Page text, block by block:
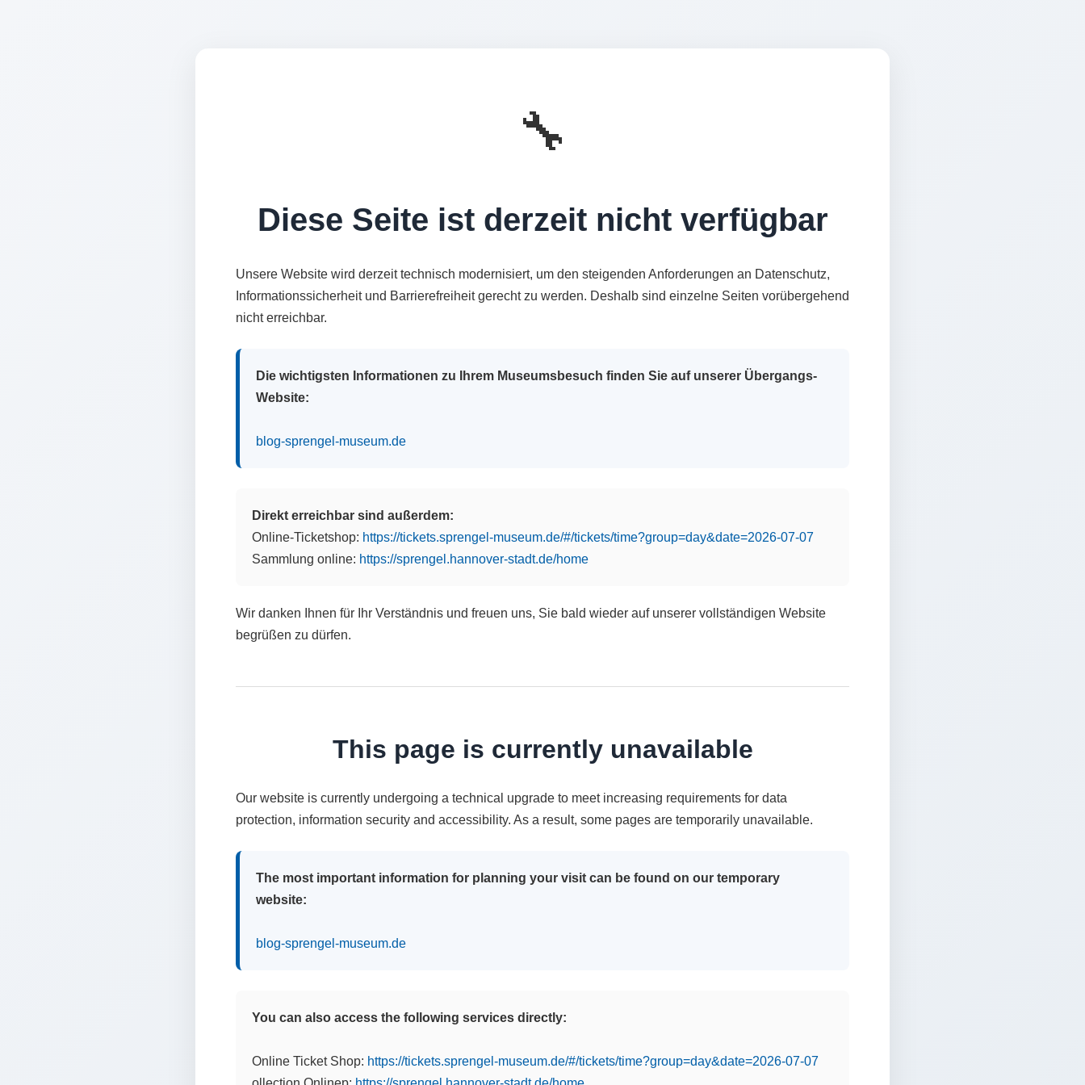
🔧
Diese Seite ist derzeit nicht verfügbar
Unsere Website wird derzeit technisch modernisiert, um den steigenden Anforderungen an Datenschutz,
Informationssicherheit und Barrierefreiheit gerecht zu werden. Deshalb sind einzelne Seiten vorübergehend
nicht erreichbar.
Die wichtigsten Informationen zu Ihrem Museumsbesuch finden Sie auf unserer Übergangs-
Website:
blog-sprengel-museum.de
Direkt erreichbar sind außerdem:
Online-Ticketshop: https://tickets.sprengel-museum.de/#/tickets/time?group=day&date=2026-07-07
Sammlung online: https://sprengel.hannover-stadt.de/home
Wir danken Ihnen für Ihr Verständnis und freuen uns, Sie bald wieder auf unserer vollständigen Website
begrüßen zu dürfen.
This page is currently unavailable
Our website is currently undergoing a technical upgrade to meet increasing requirements for data
protection, information security and accessibility. As a result, some pages are temporarily unavailable.
The most important information for planning your visit can be found on our temporary
website:
blog-sprengel-museum.de
You can also access the following services directly:
Online Ticket Shop: https://tickets.sprengel-museum.de/#/tickets/time?group=day&date=2026-07-07